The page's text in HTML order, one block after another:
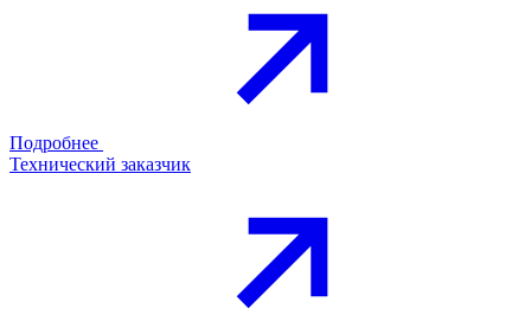
Подробнее
Технический заказчик